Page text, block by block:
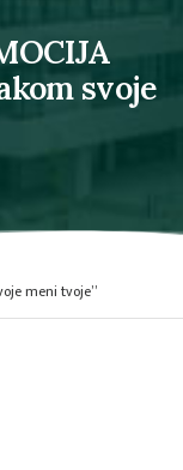
svoje
meni tvoje”